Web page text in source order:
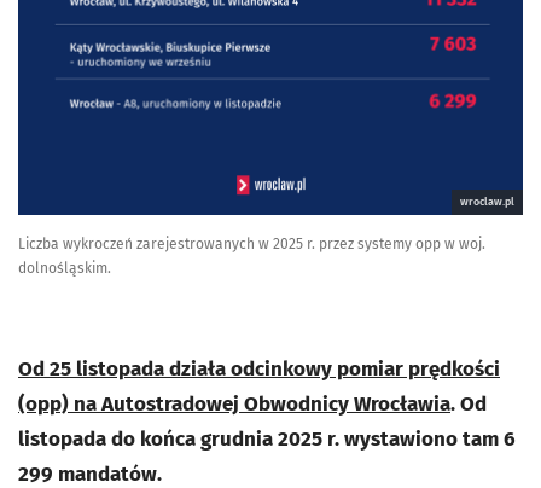
wroclaw.pl
Liczba wykroczeń zarejestrowanych w 2025 r. przez systemy opp w woj.
dolnośląskim.
Od 25 listopada działa odcinkowy pomiar prędkości
(opp) na Autostradowej Obwodnicy Wrocławia. Od
listopada do końca grudnia 2025 r. wystawiono tam 6
299 mandatów.